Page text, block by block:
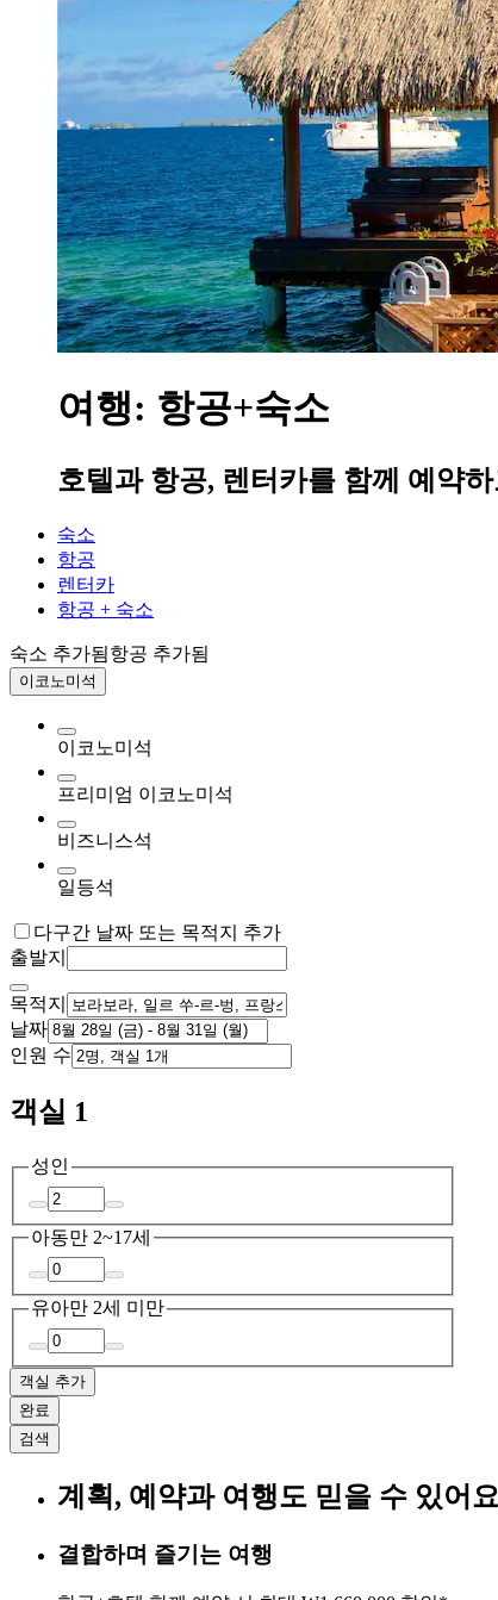
여행: 항공+숙소
호텔과 항공, 렌터카를 함께 예약
숙소
항공
렌터카
항공 + 숙소
숙소 추가됨항공 추가됨
이코노미석
이코노미석
프리미엄 이코노미석
비즈니스석
일등석
다구간 날짜 또는 목적지 추가
출발지
목적지
날짜
인원 수
객실 1
성인
아동만 2~17세
유아만 2세 미만
객실 추가
완료
검색
계획, 예약과 여행도 믿을 수 있어
결합하며 즐기는 여행